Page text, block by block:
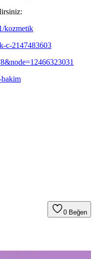
kozmetik
c-2147483603
0 Beğen